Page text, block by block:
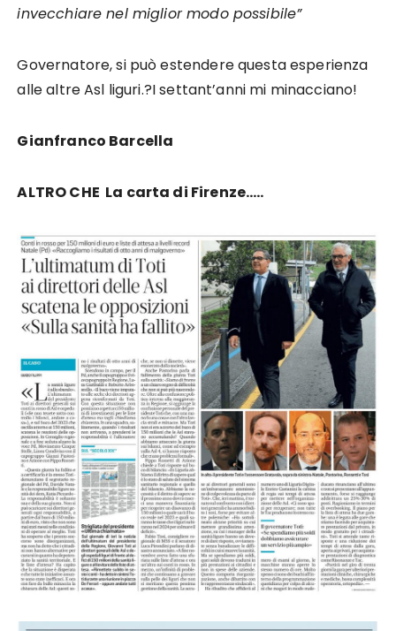
invecchiare nel miglior modo possibile”
Governatore, si può estendere questa esperienza
alle altre Asl liguri.?I settant’anni mi minacciano!
Gianfranco Barcella
ALTRO CHE La carta di Firenze…..